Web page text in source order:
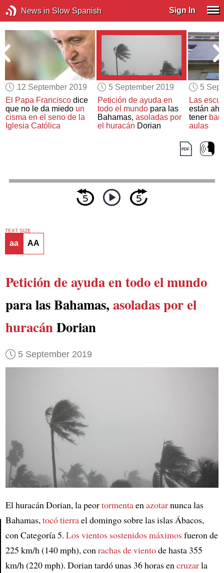
News in Slow Spanish Sign In
12 September 2019
El Papa Francisco dice
que no le da miedo un
cisma en el seno de la
Iglesia Católica
5 September 2019
Petición de ayuda en
todo el mundopara las
Bahamas, asoladas por
el huracán Dorian
5
Las
están
tener
aulas
Article
TEXT SIZE
aa AA
Petición de ayuda en todo el mundo
para las Bahamas, asoladas por el
huracánDorian
5 September 2019
El huracán Dorian, la peortormentaen azotarnunca las
Bahamas, tocó tierrael domingo sobre las islas Ábacos,
con Categoría 5. Los vientos sostenidos máximosfueron de
225 km/h (140 mph), con rachas de vientode hasta 355
km/h (220 mph). Dorian tardó unas 36 horas en cruzarla